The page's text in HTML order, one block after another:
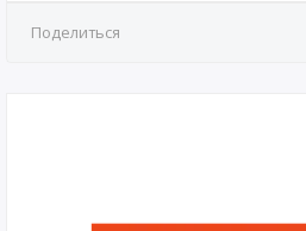
Поделиться